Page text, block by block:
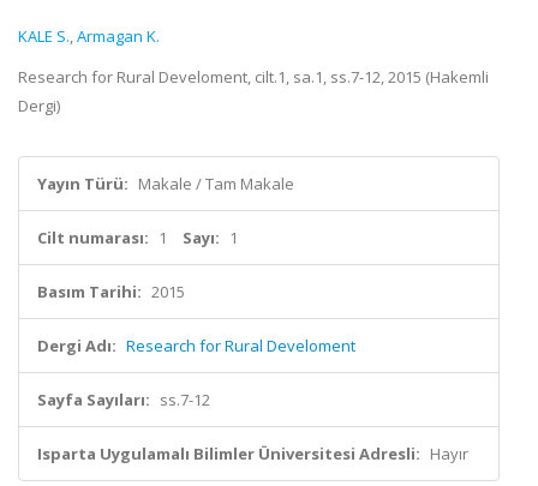
KALE S.,Armagan K.
Research for Rural Develoment, cilt.1, sa.1, ss.7-12, 2015 (Hakemli
Dergi)
Yayın Türü: Makale / Tam Makale
Cilt numarası: 1 Sayı: 1
Basım Tarihi: 2015
Dergi Adı: Research for Rural Develoment
Sayfa Sayıları: ss.7-12
Isparta Uygulamalı Bilimler Üniversitesi Adresli: Hayır